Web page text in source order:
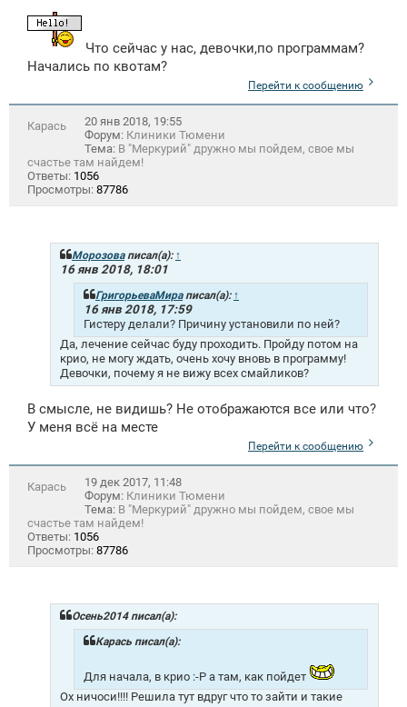
Что сейчас у нас, девочки,по программам?
Начались по квотам?
Перейти к сообщению
Карась
20 янв 2018, 19:55
Форум: Клиники Тюмени
Тема: В "Меркурий" дружно мы пойдем, свое мы
счастье там найдем!
Ответы: 1056
Просмотры: 87786
Морозоваписал(а): ↑
16 янв 2018, 18:01
ГригорьеваМираписал(а): ↑
16 янв 2018, 17:59
Гистеру делали? Причину установили по ней?
Да, лечение сейчас буду проходить. Пройду потом на
крио, не могу ждать, очень хочу вновь в программу!
Девочки, почему я не вижу всех смайликов?
В смысле, не видишь? Не отображаются все или что?
У меня всё на месте
Перейти к сообщению
Карась
19 дек 2017, 11:48
Форум: Клиники Тюмени
Тема: В "Меркурий" дружно мы пойдем, свое мы
счастье там найдем!
Ответы: 1056
Просмотры: 87786
Осень2014 писал(а):
Карась писал(а):
Для начала, в крио :-P а там, как пойдет
Ох ничоси!!!! Решила тут вдруг что то зайти и такие